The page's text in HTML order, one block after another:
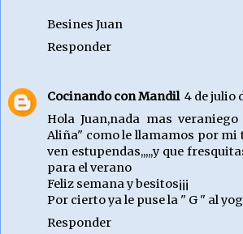
Besines Juan
Responder
Cocinando con Mandil 4 de julio
Hola Juan,nada mas
Aliña" como le llamamos por mi
ven estupendas,,,,,y que
para el verano
Feliz semana y besitos¡¡¡
Por cierto ya le puse la " G " al
Responder